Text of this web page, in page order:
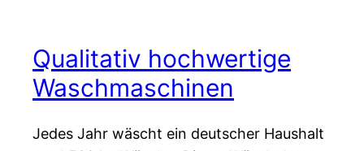
Qualitativ hochwertige
Waschmaschinen
Jedes Jahr wäscht ein deutscher Haushalt